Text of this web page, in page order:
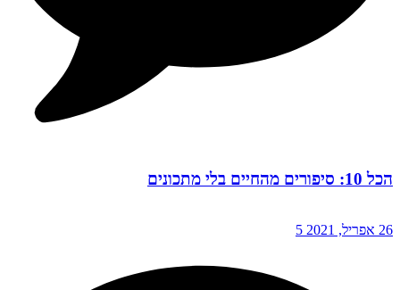
הכל 10: סיפורים מהחיים בלי מתכונים
26 אפריל, 2021 5